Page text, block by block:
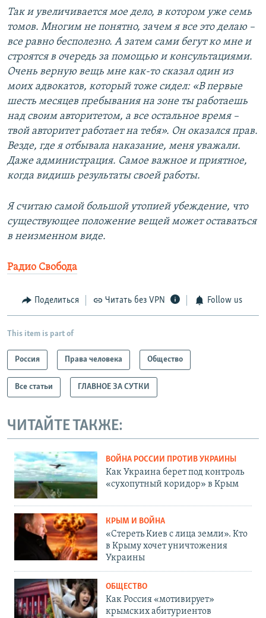
Так и увеличивается мое дело, в котором уже семь
томов. Многим не понятно, зачем я все это делаю –
все равно бесполезно. А затем сами бегут ко мне и
строятся в очередь за помощью и консультациями.
Очень верную вещь мне как-то сказал один из
моих адвокатов, который тоже сидел: «В первые
шесть месяцев пребывания на зоне ты работаешь
над своим авторитетом, а все остальное время –
твой авторитет работает на тебя». Он оказался прав.
Везде, где я отбывала наказание, меня уважали.
Даже администрация. Самое важное и приятное,
когда видишь результаты своей работы.
Я считаю самой большой утопией убеждение, что
существующее положение вещей может оставаться
в неизменном виде.
Радио Свобода
Поделиться Читать без VPN Follow us
This item is part of
Россия Права человека Общество
Все статьи ГЛАВНОЕ ЗА СУТКИ
ЧИТАЙТЕ ТАКЖЕ:
ВОЙНА РОССИИ ПРОТИВ УКРАИНЫ
Как Украина берет под контроль
«сухопутный коридор» в Крым
КРЫМ И ВОЙНА
«Стереть Киев с лица земли». Кто
в Крыму хочет уничтожения
Украины
ОБЩЕСТВО
Как Россия «мотивирует»
крымских абитуриентов